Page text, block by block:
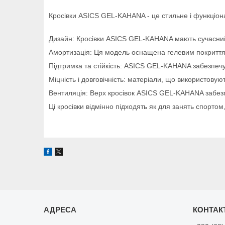
Кросівки ASICS GEL-KAHANA - це стильне і
Дизайн: Кросівки ASICS GEL-KAHANA мають
Амортизація: Ця модель оснащена гелевим
Підтримка та стійкість: ASICS GEL-KAHANA
Міцність і довговічність: матеріали, що
Вентиляція: Верх кросівок ASICS GEL-KAHANA
Ці кросівки відмінно підходять як для занять